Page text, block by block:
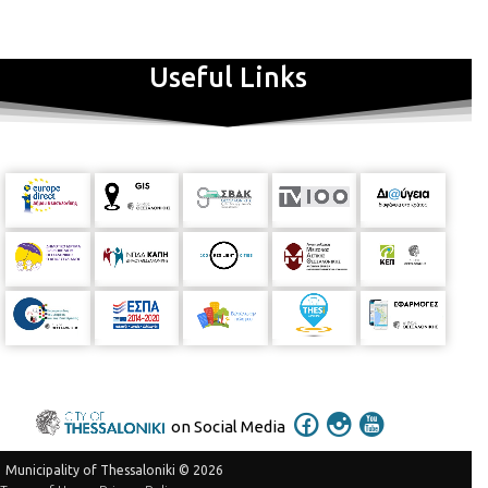
Useful Links
on Social Media
Municipality of Thessaloniki © 2026